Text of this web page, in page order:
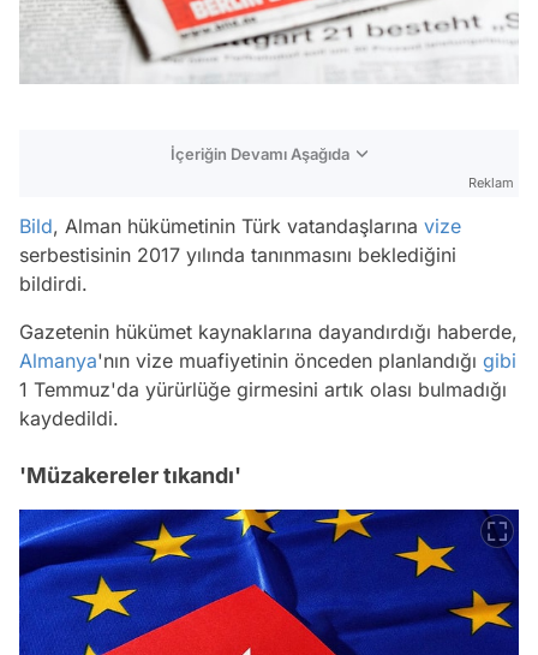
İçeriğin Devamı Aşağıda
Reklam
Bild, Alman hükümetinin Türk vatandaşlarına vize
serbestisinin 2017 yılında tanınmasını beklediğini
bildirdi.
Gazetenin hükümet kaynaklarına dayandırdığı haberde,
Almanya'nın vize muafiyetinin önceden planlandığı gibi
1 Temmuz'da yürürlüğe girmesini artık olası bulmadığı
kaydedildi.
'Müzakereler tıkandı'